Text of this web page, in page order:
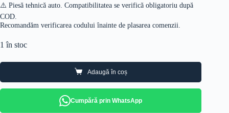
⚠️ Piesă tehnică auto. Compatibilitatea se verifică obligatoriu după
COD.
Recomandăm verificarea codului înainte de plasarea comenzii.
1 în stoc
Adaugă în coș
Cumpără prin WhatsApp